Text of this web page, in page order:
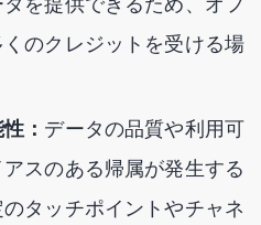
のクレジットを受ける場
： データの品質や利用可
スのある帰属が発生する
タッチポイントやチャネ